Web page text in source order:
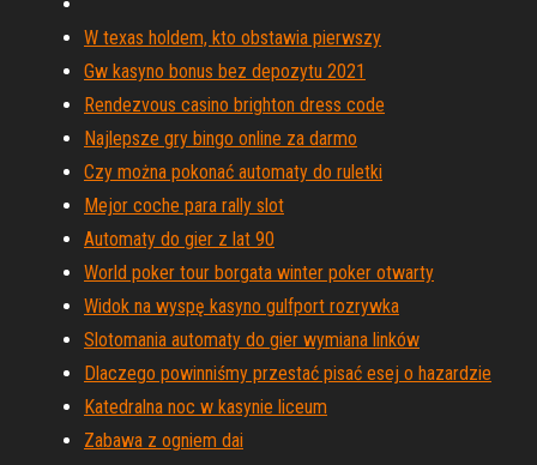
W texas holdem, kto obstawia pierwszy
Gw kasyno bonus bez depozytu 2021
Rendezvous casino brighton dress code
Najlepsze gry bingo online za darmo
Czy można pokonać automaty do ruletki
Mejor coche para rally slot
Automaty do gier z lat 90
World poker tour borgata winter poker otwarty
Widok na wyspę kasyno gulfport rozrywka
Slotomania automaty do gier wymiana linków
Dlaczego powinniśmy przestać pisać esej o hazardzie
Katedralna noc w kasynie liceum
Zabawa z ogniem dai